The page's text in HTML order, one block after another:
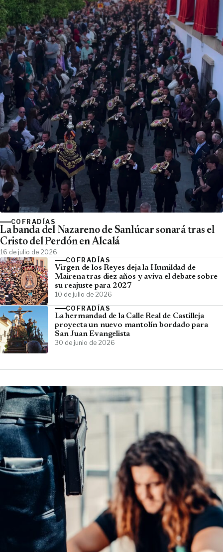
COFRADÍAS
La banda del Nazareno de Sanlúcar sonará tras el
Cristo del Perdón en Alcalá
16 de julio de 2026
COFRADÍAS
Virgen de los Reyes deja la Humildad de
Mairena tras diez años y aviva el debate sobre
su reajuste para 2027
10 de julio de 2026
COFRADÍAS
La hermandad de la Calle Real de Castilleja
proyecta un nuevo mantolín bordado para
San Juan Evangelista
30 de junio de 2026